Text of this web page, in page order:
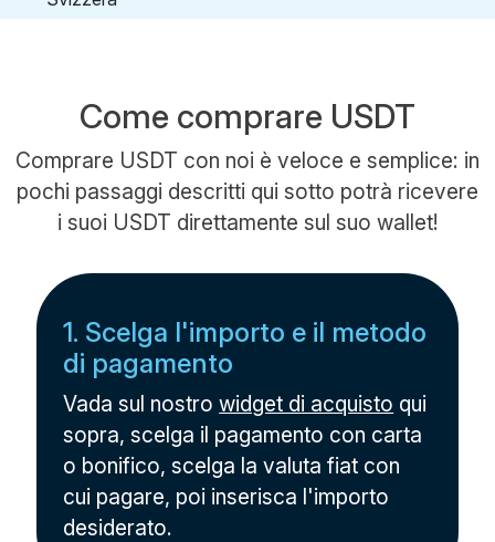
Come comprare USDT
Comprare USDT con noi è veloce e semplice: in
pochi passaggi descritti qui sotto potrà ricevere
i suoi USDT direttamente sul suo wallet!
1. Scelga l'importo e il metodo
di pagamento
Vada sul nostrowidget di acquisto qui
sopra, scelga il pagamento con carta
o bonifico, scelga la valuta fiat con
cui pagare, poi inserisca l'importo
desiderato.